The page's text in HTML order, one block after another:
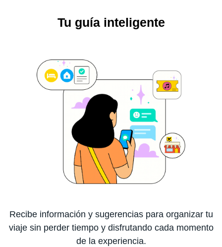
Tu guía inteligente
Recibe información y sugerencias para organizar tu
viaje sin perder tiempo y disfrutando cada momento
de la experiencia.